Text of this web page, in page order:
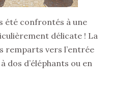
été confrontés à une
délicate ! La
remparts vers l’entrée
dos d’éléphants ou en